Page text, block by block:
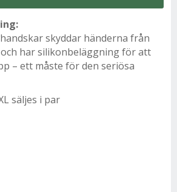
skyddar händerna från
har silikonbeläggning för att
– ett måste för den seriösa
säljes i par